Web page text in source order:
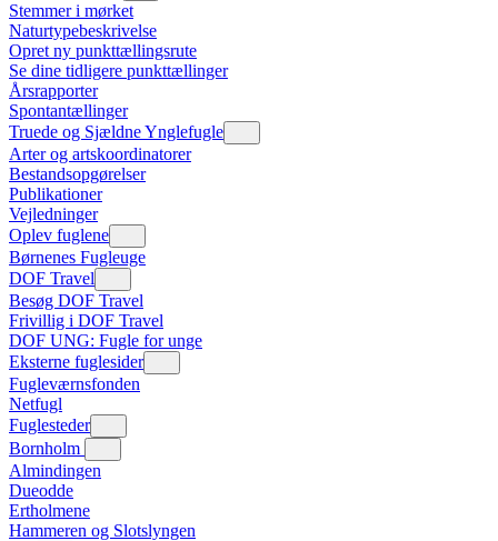
Stemmer i mørket
Naturtypebeskrivelse
Opret ny punkttællingsrute
Se dine tidligere punkttællinger
Årsrapporter
Spontantællinger
Truede og Sjældne Ynglefugle
Arter og artskoordinatorer
Bestandsopgørelser
Publikationer
Vejledninger
Oplev fuglene
Børnenes Fugleuge
DOF Travel
Besøg DOF Travel
Frivillig i DOF Travel
DOF UNG: Fugle for unge
Eksterne fuglesider
Fugleværnsfonden
Netfugl
Fuglesteder
Bornholm
Almindingen
Dueodde
Ertholmene
Hammeren og Slotslyngen